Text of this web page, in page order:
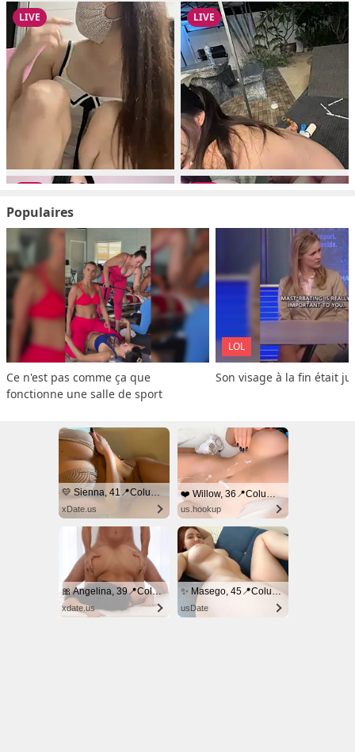
Populaires
Ce n'est pas comme ça que
fonctionne une salle de sport
LOL
Son visage à la fin était